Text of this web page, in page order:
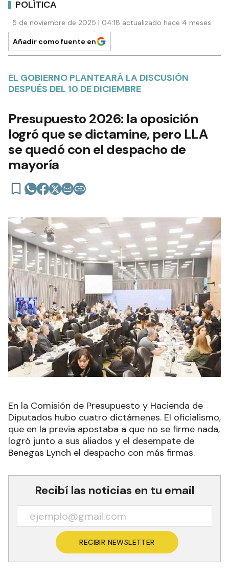
POLÍTICA
5 de noviembre de 2025 | 04:18 actualizado hace 4 meses
Añadir como fuente en
EL GOBIERNO PLANTEARÁ LA DISCUSIÓN
DESPUÉS DEL 10 DE DICIEMBRE
Presupuesto 2026: la oposición
logró que se dictamine, pero LLA
se quedó con el despacho de
mayoría
En la Comisión de Presupuesto y Hacienda de
Diputados hubo cuatro dictámenes. El oficialismo,
que en la previa apostaba a que no se firme nada,
logró junto a sus aliados y el desempate de
Benegas Lynch el despacho con más firmas.
Recibí las noticias en tu email
RECIBIR NEWSLETTER